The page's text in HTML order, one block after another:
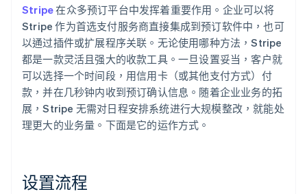
Stripe在众多预订平台中发挥着重要作用。企业可以将
Stripe 作为首选支付服务商直接集成到预订软件中，也可
以通过插件或扩展程序关联。无论使用哪种方法，Stripe
都是一款灵活且强大的收款工具。一旦设置妥当，客户就
可以选择一个时间段，用信用卡（或其他支付方式）付
款，并在几秒钟内收到预订确认信息。随着企业业务的拓
展，Stripe 无需对日程安排系统进行大规模整改，就能处
理更大的业务量。下面是它的运作方式。
设置流程